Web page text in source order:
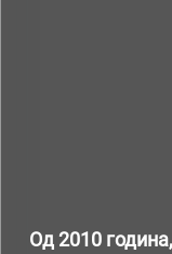
Од 2010